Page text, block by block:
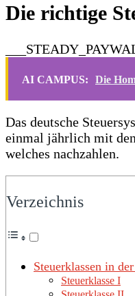
Die richtige
AI CAMPUS: Die
Das deutsche
einmal jährlich mit
welches nachzahlen.
Verzeichnis
Steuerklassen in
Steuerklasse I